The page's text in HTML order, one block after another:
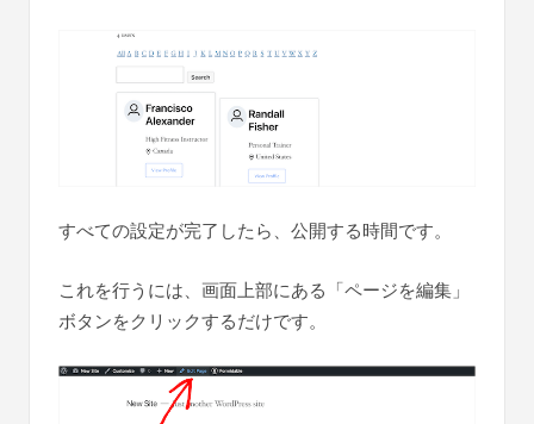
すべての設定が完了したら、公開する時間です。
これを行うには、画面上部にある「ページを編集」
ボタンをクリックするだけです。